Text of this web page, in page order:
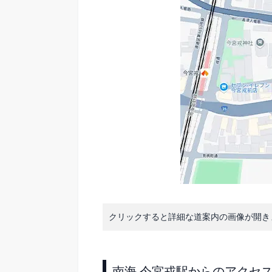
クリックすると詳細な道案内の画像が開き